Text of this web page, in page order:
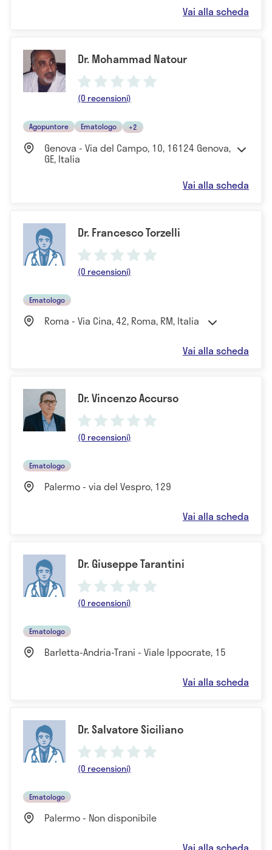
Vai alla scheda
Dr. Mohammad Natour
(0 recensioni)
Agopuntore Ematologo +2
Genova - Via del Campo, 10, 16124 Genova,
GE, Italia
Vai alla scheda
Dr. Francesco Torzelli
(0 recensioni)
Ematologo
Roma - Via Cina, 42, Roma, RM, Italia
Vai alla scheda
Dr. Vincenzo Accurso
(0 recensioni)
Ematologo
Palermo - via del Vespro, 129
Vai alla scheda
Dr. Giuseppe Tarantini
(0 recensioni)
Ematologo
Barletta-Andria-Trani - Viale Ippocrate, 15
Vai alla scheda
Dr. Salvatore Siciliano
(0 recensioni)
Ematologo
Palermo - Non disponibile